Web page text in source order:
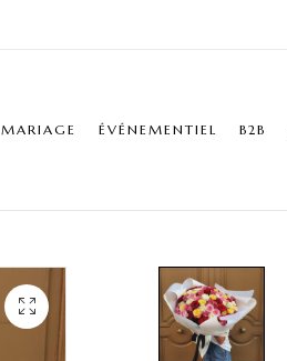
MARIAGE ÉVÉNEMENTIEL B2B